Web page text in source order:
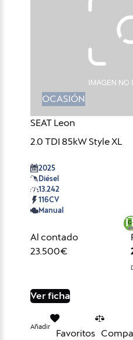
OCASIÓN
SEAT Leon
2.0 TDI 85kW Style XL
2025
Diésel
13.242
116CV
Manual
Al contado
23.500€
Ver ficha
Añadir
Favoritos